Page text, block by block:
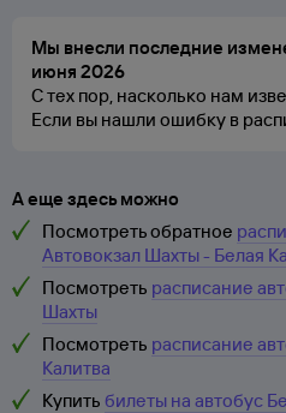
Мы внесли последние
июня 2026
С тех пор, насколько нам
Если вы нашли ошибку в
А еще здесь можно
Посмотреть обратное
Автовокзал Шахты - Белая
Посмотреть расписание
Шахты
Посмотреть расписание
Калитва
Купить билеты на автобус